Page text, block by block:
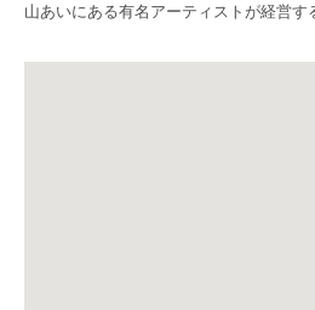
山あいにある有名アーティストが経営す